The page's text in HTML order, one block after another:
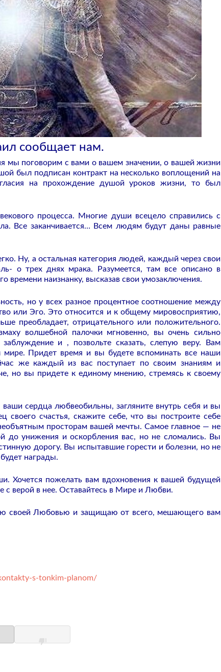
сообщает нам.
мы поговорим с вами о вашем значении, о вашей жизни
был подписан контракт на несколько воплощений на
на прохождение душой уроков жизни, то был
процесса. Многие души всецело справились с
Все заканчивается… Всем людям будут даны равные
Ну, а остальная категория людей, каждый через свои
о трех днях мрака. Разумеется, там все описано в
времени наизнанку, высказав свои умозаключения.
но у всех разное процентное соотношение между
или Эго. Это относится и к общему мировосприятию,
преобладает, отрицательного или положительного.
волшебной палочки мгновенно, вы очень сильно
и , позвольте сказать, слепую веру. Вам
Придет время и вы будете вспоминать все наши
же каждый из вас поступает по своим знаниям и
но вы придете к единому мнению, стремясь к своему
сердца любвеобильны, загляните внутрь себя и вы
своего счастья, скажите себе, что вы построите себе
просторам вашей мечты. Самое главное — не
до унижения и оскорбления вас, но не сломались. Вы
дорогу. Вы испытавшие горести и болезни, но не
награды.
Хочется пожелать вам вдохновения к вашей будущей
с верой в нее. Оставайтесь в Мире и Любви.
своей Любовью и защищаю от всего, мешающего вам
s-tonkim-planom/